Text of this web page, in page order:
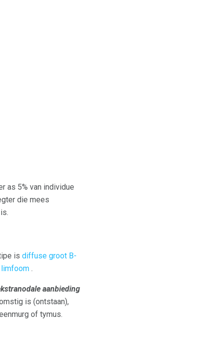
as 5% van individue
die mees
is diffuse groot B-
.
aanbieding
is (ontstaan),
of tymus.